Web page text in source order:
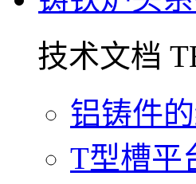
技术文档
铝铸件
T型槽平